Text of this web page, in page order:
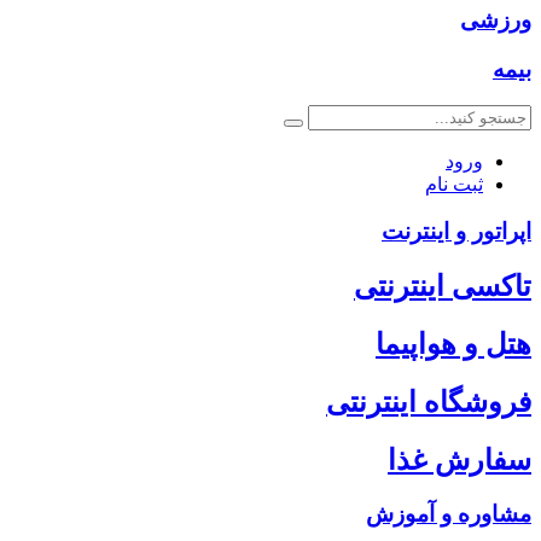
ورزشی
بیمه
ورود
ثبت نام
اپراتور و اینترنت
تاکسی اینترنتی
هتل و هواپیما
فروشگاه اینترنتی
سفارش غذا
مشاوره و آموزش